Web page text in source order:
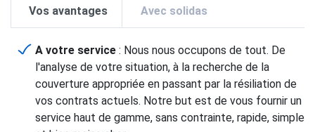
Vos avantages Avec solidas
A votre service : Nous nous occupons de tout. De
l'analyse de votre situation, à la recherche de la
couverture appropriée en passant par la résiliation de
vos contrats actuels. Notre but est de vous fournir un
service haut de gamme, sans contrainte, rapide, simple